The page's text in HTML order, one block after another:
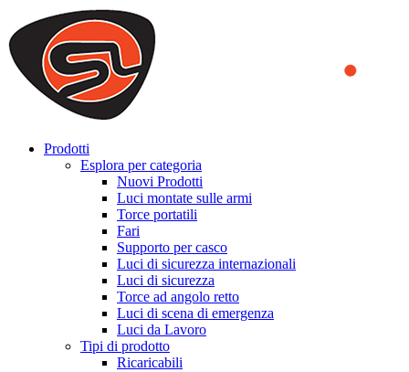
We use cookies to ensure that we provide you the best experience
on our website. By continuing to browse this website, you accept
that cookies are used to help us analyze how the website is used and
to offer you a better experience. To learn more or to find out how
you can disable cookies, you can access our
Prodotti
Esplora per categoria
Nuovi Prodotti
Luci montate sulle armi
Torce portatili
Fari
Supporto per casco
Luci di sicurezza internazionali
Luci di sicurezza
Torce ad angolo retto
Luci di scena di emergenza
Luci da Lavoro
Tipi di prodotto
Ricaricabili